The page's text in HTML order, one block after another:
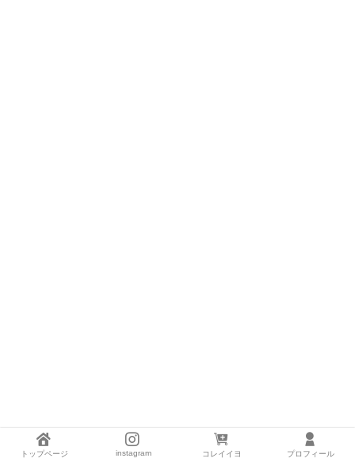
トップページ instagram コレイイヨ プロフィール